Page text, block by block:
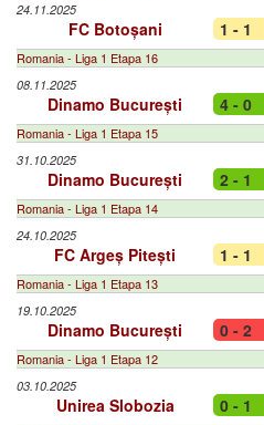
24.11.2025
FC Botoșani 1 - 1
Romania - Liga 1 Etapa 16
08.11.2025
Dinamo București 4 - 0
Romania - Liga 1 Etapa 15
31.10.2025
Dinamo București 2 - 1
Romania - Liga 1 Etapa 14
24.10.2025
FC Argeș Pitești 1 - 1
Romania - Liga 1 Etapa 13
19.10.2025
Dinamo București 0 - 2
Romania - Liga 1 Etapa 12
03.10.2025
Unirea Slobozia 0 - 1